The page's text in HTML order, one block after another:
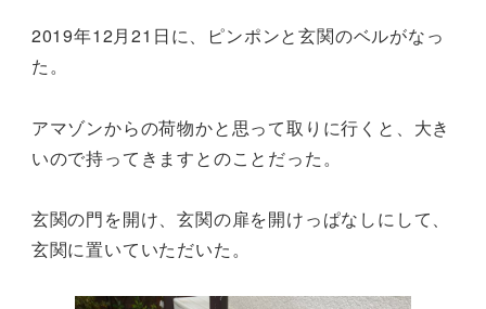
2019年12月21日に、ピンポンと玄関のベルがなっ
た。
アマゾンからの荷物かと思って取りに行くと、大き
いので持ってきますとのことだった。
玄関の門を開け、玄関の扉を開けっぱなしにして、
玄関に置いていただいた。